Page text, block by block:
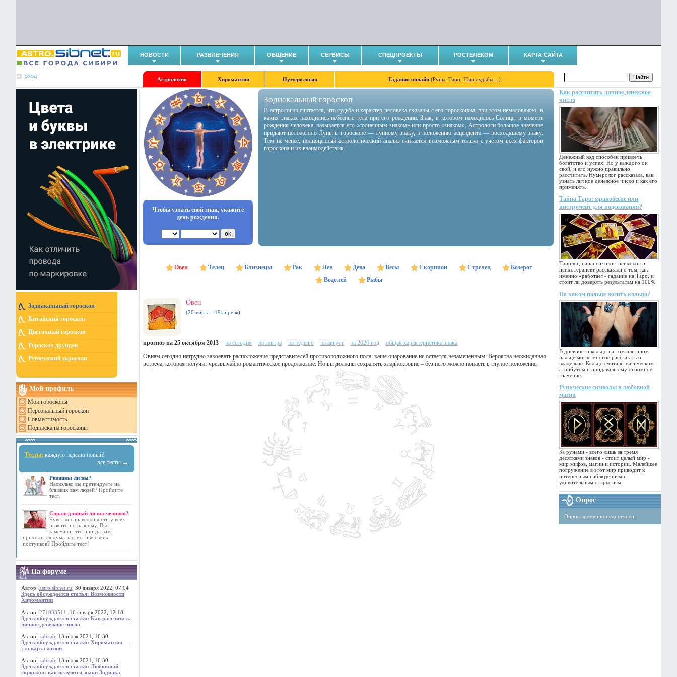
НОВОСТИ РАЗВЛЕЧЕНИЯ ОБЩЕНИЕ СЕРВИСЫ СПЕЦПРОЕКТЫ РОСТЕЛЕКОМ КАРТА САЙТА
Вход
Астрология Хиромантия Нумерология Гадания онлайн (Руны, Таро, Шар судьбы…)
Зодиакальный гороскоп
Китайский гороскоп
Цветочный гороскоп
Гороскоп друидов
Рунический гороскоп
Мой профиль
Мои гороскопы
Персональный гороскоп
Совместимость
Подписка на гороскопы
Тесты: каждую неделю новый!
все тесты →
Ревнивы ли вы?
Насколько вы претендуете на
близких вам людей? Пройдите
тест.
Справедливый ли вы человек?
Чувство справедливости у всех
развито по разному. Вы
замечали, что иногда вам
приходится думать о мотиве своих
поступков? Пройдите тест!
На форуме
Автор: astro.sibnet.ru , 30 января 2022, 07:04
Здесь обсуждается статья: Возможности
Хиромантии
Автор: 271033511
, 16 января 2022, 12:18
Здесь обсуждается статья: Как рассчитать
личное денежное число
Автор: zabzab , 13 июля 2021, 16:30
Здесь обсуждается статья: Хиромантия —
это карта жизни
Автор: zabzab , 13 июля 2021, 16:30
Здесь обсуждается статья: Любовный
гороскоп: как целуются знаки Зодиака
Как рассчитать личное денежное
число
Денежный код способен привлечь
богатство и успех. Но у каждого он
свой, и его нужно правильно
рассчитать. Нумеролог рассказала, как
узнать личное денежное число и как его
применять.
Тайна Таро: мракобесие или
инструмент для подсознания?
Таролог, парапсихолог, психолог и
психотерапевт рассказали о том, как
именно «работает» гадание на Таро, и
стоит ли доверять результатам на 100%.
На каком пальце носить кольцо?
В древности кольцо на том или ином
пальце могло многое рассказать о
владельце. Кольцо считали магическим
атрибутом и придавали ему огромное
значение.
Рунические символы в любовной
магии
За рунами - всего лишь за тремя
десятками знаков - стоит целый мир -
мир мифов, магии и истории. Малейшее
погружение в этот мир приводит к
интересным наблюдениям и
удивительным открытиям.
Опрос
Опрос временно недоступен.
Чтобы узнать свой знак, укажите
день рождения.
Зодиакальный гороскоп
В астрологии считается, что судьба и характер человека связаны с его гороскопом, при этом немаловажно, в
каких знаках находились небесные тела при его рождении. Знак, в котором находилось Солнце, в момент
рождения человека, называется его «солнечным знаком» или просто «знаком». Астрологи большое значение
придают положению Луны в гороскопе — лунному знаку, и положению асцендента — восходящему знаку.
Тем не менее, полноценный астрологический анализ считается возможным только с учётом всех факторов
гороскопа и их взаимодействия.
Овен Телец Близнецы Рак Лев Дева Весы Скорпион Стрелец
Козерог
Водолей
Рыбы
Овен
(20 марта - 19 апреля)
прогноз на 25 октября 2013 на сегодня на завтра на неделю на август на 2026 год
общая характеристика знака
Овнам сегодня нетрудно завоевать расположение представителей противоположного пола: ваше очарование не остается незамеченным. Вероятна неожиданная
встреча, которая получит чрезвычайно романтическое продолжение. Но вы должны сохранять хладнокровие – без него можно попасть в глупое положение.